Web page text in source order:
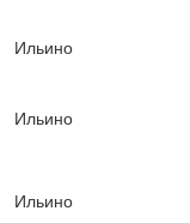
Ильино
Ильино
Ильино